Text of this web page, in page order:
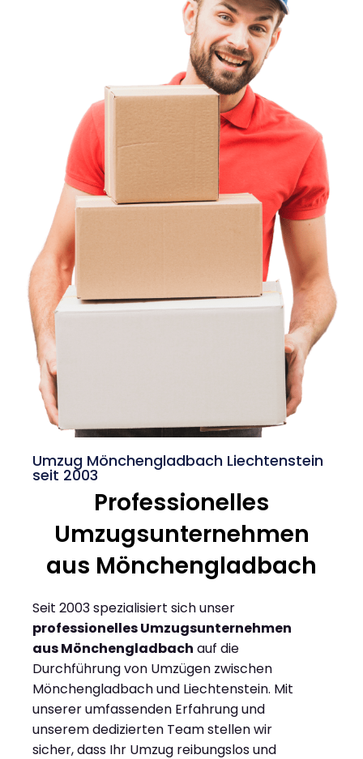
Umzug Mönchengladbach Liechtenstein
seit 2003
Professionelles
Umzugsunternehmen
aus Mönchengladbach
Seit 2003 spezialisiert sich unser
professionelles Umzugsunternehmen
aus Mönchengladbach auf die
Durchführung von Umzügen zwischen
Mönchengladbach und Liechtenstein. Mit
unserer umfassenden Erfahrung und
unserem dedizierten Team stellen wir
sicher, dass Ihr Umzug reibungslos und